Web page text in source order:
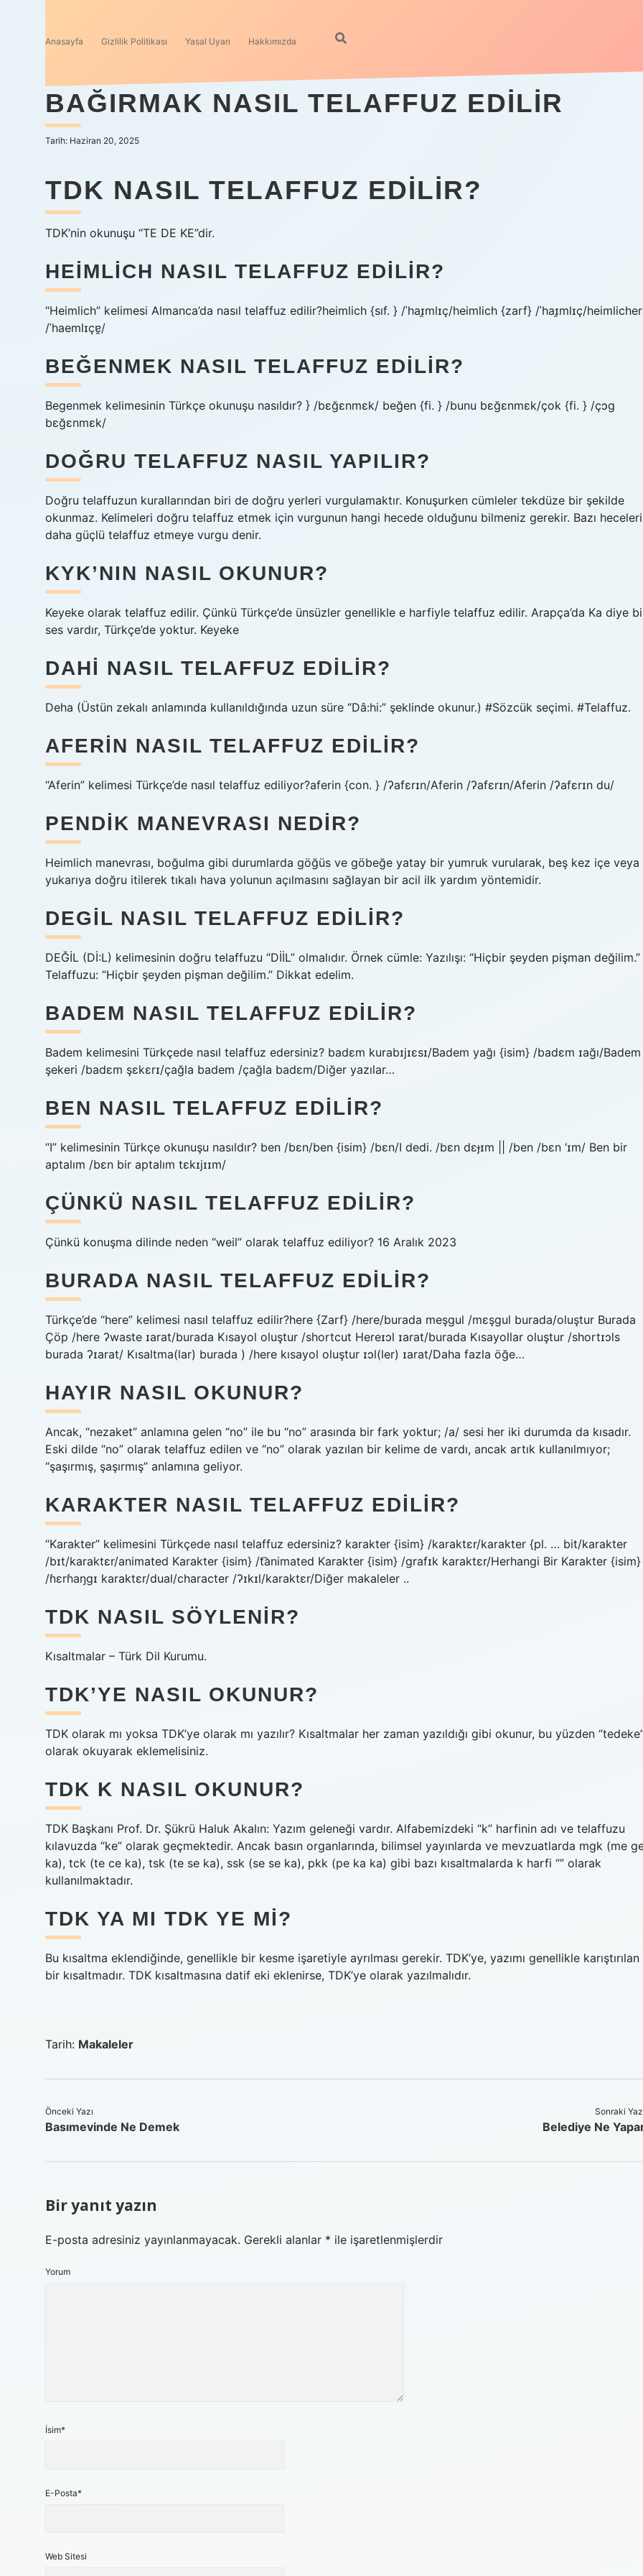
Anasayfa Gizlilik Politikası Yasal Uyarı Hakkımızda
BAĞIRMAK NASIL TELAFFUZ EDILIR
Tarih: Haziran 20, 2025
TDK NASIL TELAFFUZ EDILIR?
TDK’nin okunuşu “TE DE KE”dir.
HEIMLICH NASIL TELAFFUZ EDILIR?
“Heimlich” kelimesi Almanca’da nasıl telaffuz edilir?heimlich {sıf. } /ˈhaɪ̯mlɪç/heimlich {zarf} /ˈhaɪ̯mlɪç/heimlicher
/ˈhaemlɪçɐ̯/
BEĞENMEK NASIL TELAFFUZ EDILIR?
Begenmek kelimesinin Türkçe okunuşu nasıldır? } /bɛğɛnmɛk/ beğen {fi. } /bunu bɛğɛnmɛk/çok {fi. } /çɔɡ
bɛğɛnmɛk/
DOĞRU TELAFFUZ NASIL YAPILIR?
Doğru telaffuzun kurallarından biri de doğru yerleri vurgulamaktır. Konuşurken cümleler tekdüze bir şekilde
okunmaz. Kelimeleri doğru telaffuz etmek için vurgunun hangi hecede olduğunu bilmeniz gerekir. Bazı heceleri
daha güçlü telaffuz etmeye vurgu denir.
KYK’NIN NASIL OKUNUR?
Keyeke olarak telaffuz edilir. Çünkü Türkçe’de ünsüzler genellikle e harfiyle telaffuz edilir. Arapça’da Ka diye
ses vardır, Türkçe’de yoktur. Keyeke
DAHI NASIL TELAFFUZ EDILIR?
Deha (Üstün zekalı anlamında kullanıldığında uzun süre “Dâ:hi:” şeklinde okunur.) #Sözcük seçimi. #Telaffuz.
AFERIN NASIL TELAFFUZ EDILIR?
“Aferin” kelimesi Türkçe’de nasıl telaffuz ediliyor?aferin {con. } /ʔafɛrɪn/Aferin /ʔafɛrɪn/Aferin /ʔafɛrɪn du/
PENDIK MANEVRASI NEDIR?
Heimlich manevrası, boğulma gibi durumlarda göğüs ve göbeğe yatay bir yumruk vurularak, beş kez içe veya
yukarıya doğru itilerek tıkalı hava yolunun açılmasını sağlayan bir acil ilk yardım yöntemidir.
DEGIL NASIL TELAFFUZ EDILIR?
DEĞİL (Dİ:L) kelimesinin doğru telaffuzu “DİİL” olmalıdır. Örnek cümle: Yazılışı: “Hiçbir şeyden pişman değilim.”
Telaffuzu: “Hiçbir şeyden pişman değilim.” Dikkat edelim.
BADEM NASIL TELAFFUZ EDILIR?
Badem kelimesini Türkçede nasıl telaffuz edersiniz? badɛm kurabɪjɪɛsɪ/Badem yağı {isim} /badɛm ɪağı/Badem
şekeri /badɛm şɛkɛrɪ/çağla badem /çağla badɛm/Diğer yazılar…
BEN NASIL TELAFFUZ EDILIR?
“I” kelimesinin Türkçe okunuşu nasıldır? ben /bɛn/ben {isim} /bɛn/I dedi. /bɛn dɛɟɪm || /ben /bɛn ‘ɪm/ Ben bir
aptalım /bɛn bir aptalım tɛkɪjɪɪm/
ÇÜNKÜ NASIL TELAFFUZ EDILIR?
Çünkü konuşma dilinde neden “weil” olarak telaffuz ediliyor? 16 Aralık 2023
BURADA NASIL TELAFFUZ EDILIR?
Türkçe’de “here” kelimesi nasıl telaffuz edilir?here {Zarf} /here/burada meşgul /mɛşɡul burada/oluştur Burada
Çöp /here ʔwaste ɪarat/burada Kısayol oluştur /shortcut Hereɪɔl ɪarat/burada Kısayollar oluştur /shortɪɔls
burada ʔɪarat/ Kısaltma(lar) burada ) /here kısayol oluştur ɪɔl(ler) ɪarat/Daha fazla öğe…
HAYIR NASIL OKUNUR?
Ancak, “nezaket” anlamına gelen “no” ile bu “no” arasında bir fark yoktur; /a/ sesi her iki durumda da kısadır.
Eski dilde “no” olarak telaffuz edilen ve “no” olarak yazılan bir kelime de vardı, ancak artık kullanılmıyor;
“şaşırmış, şaşırmış” anlamına geliyor.
KARAKTER NASIL TELAFFUZ EDILIR?
“Karakter” kelimesini Türkçede nasıl telaffuz edersiniz? karakter {isim} /karaktɛr/karakter {pl. … bit/karakter
/bɪt/karaktɛr/animated Karakter {isim} /t͡animated Karakter {isim} /ɡrafɪk karaktɛr/Herhangi Bir Karakter {isim}
/ɦɛrɦaŋɡɪ karaktɛr/dual/character /ʔɪkɪl/karaktɛr/Diğer makaleler ..
TDK NASIL SÖYLENIR?
Kısaltmalar – Türk Dil Kurumu.
TDK’YE NASIL OKUNUR?
TDK olarak mı yoksa TDK’ye olarak mı yazılır? Kısaltmalar her zaman yazıldığı gibi okunur, bu yüzden
olarak okuyarak eklemelisiniz.
TDK K NASIL OKUNUR?
TDK Başkanı Prof. Dr. Şükrü Haluk Akalın: Yazım geleneği vardır. Alfabemizdeki “k” harfinin adı ve telaffuzu
kılavuzda “ke” olarak geçmektedir. Ancak basın organlarında, bilimsel yayınlarda ve mevzuatlarda mgk (me
ka), tck (te ce ka), tsk (te se ka), ssk (se se ka), pkk (pe ka ka) gibi bazı kısaltmalarda k harfi “” olarak
kullanılmaktadır.
TDK YA MI TDK YE MI?
Bu kısaltma eklendiğinde, genellikle bir kesme işaretiyle ayrılması gerekir. TDK’ye, yazımı genellikle karıştırılan
bir kısaltmadır. TDK kısaltmasına datif eki eklenirse, TDK’ye olarak yazılmalıdır.
Tarih: Makaleler
Önceki Yazı
Basımevinde Ne Demek
Sonraki
Belediye Ne
Bir yanıt yazın
E-posta adresiniz yayınlanmayacak. Gerekli alanlar * ile işaretlenmişlerdir
Yorum
İsim*
E-Posta*
Web Sitesi